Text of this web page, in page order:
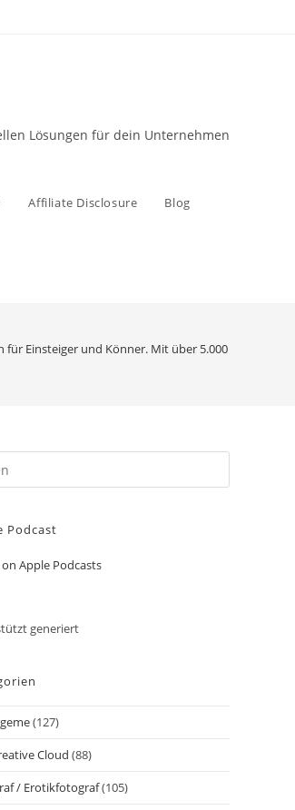
Lösungen für dein Unternehmen
Affiliate Disclosure Blog
für Einsteiger und Könner. Mit über 5.000
Escape
Podcast
generiert
(127)
Cloud (88)
/ Erotikfotograf(105)